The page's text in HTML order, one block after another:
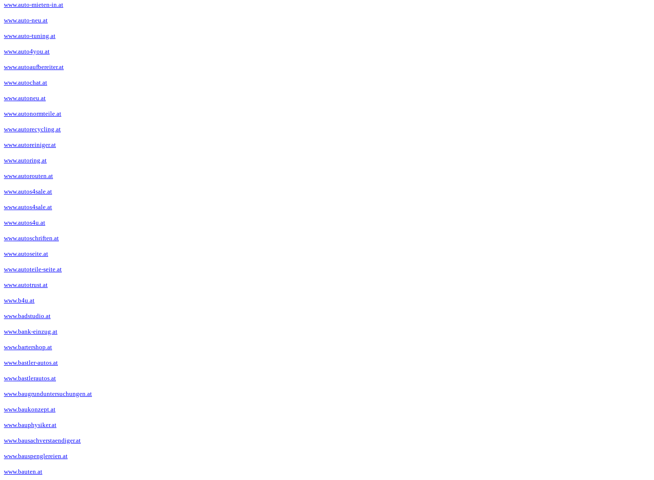
www.auto-mieten-in.at
www.auto-neu.at
www.auto-tuning.at
www.auto4you.at
www.autoaufbereiter.at
www.autochat.at
www.autoneu.at
www.autonormteile.at
www.autorecycling.at
www.autoreiniger.at
www.autoring.at
www.autorouten.at
www.autos4sale.at
www.autos4sale.at
www.autos4u.at
www.autoschriften.at
www.autoseite.at
www.autoteile-seite.at
www.autotrust.at
www.b4u.at
www.badstudio.at
www.bank-einzug.at
www.bartershop.at
www.bastler-autos.at
www.bastlerautos.at
www.baugrunduntersuchungen.at
www.baukonzept.at
www.bauphysiker.at
www.bausachverstaendiger.at
www.bauspenglereien.at
www.bauten.at